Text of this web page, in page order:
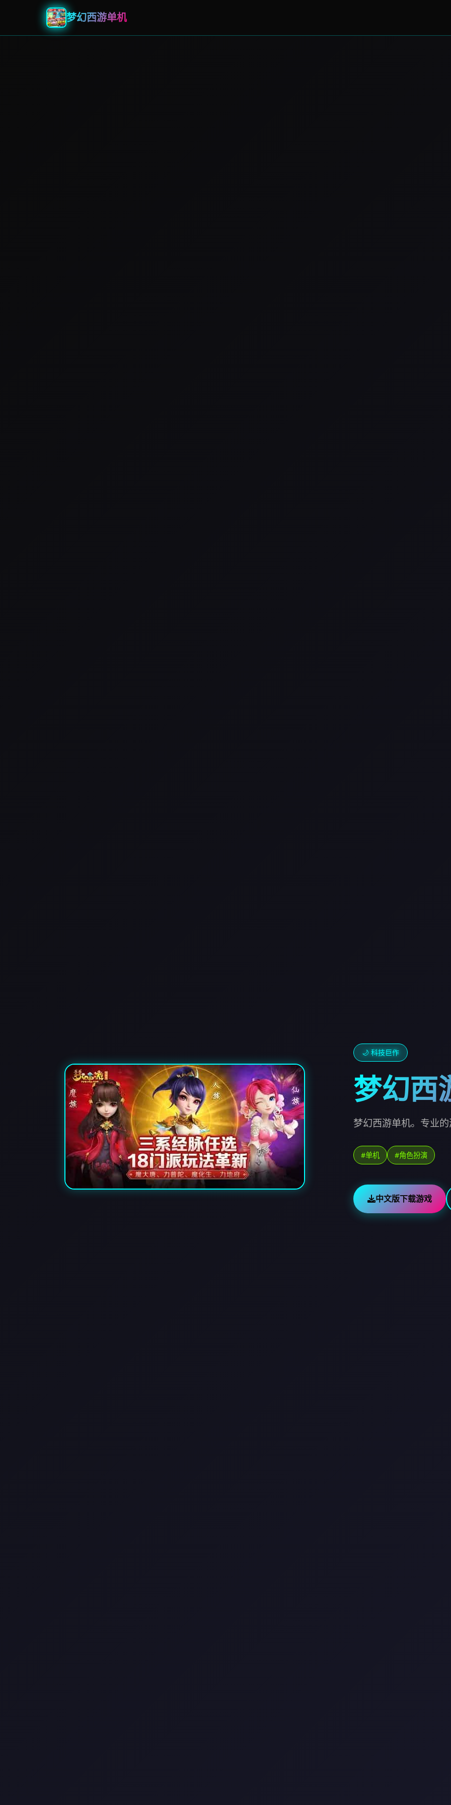
梦幻西游单机
🌙 科技巨作
梦幻西
梦幻西游单机。专业
#单机 #角色扮演
中文版下载游戏